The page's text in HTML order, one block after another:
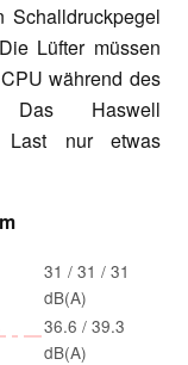
Schalldruckpegel
Lüfter müssen
während des
Das Haswell
Last nur etwas
31 / 31 / 31
dB(A)
36.6 / 39.3
dB(A)